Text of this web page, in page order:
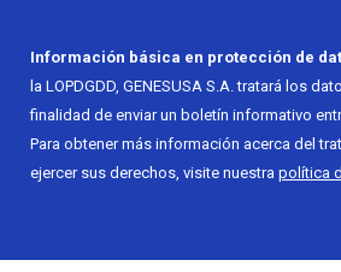
Información básica en protección de
la LOPDGDD, GENESUSA S.A. tratará los
finalidad de enviar un boletín informativo
Para obtener más información acerca del
ejercer sus derechos, visite nuestra política